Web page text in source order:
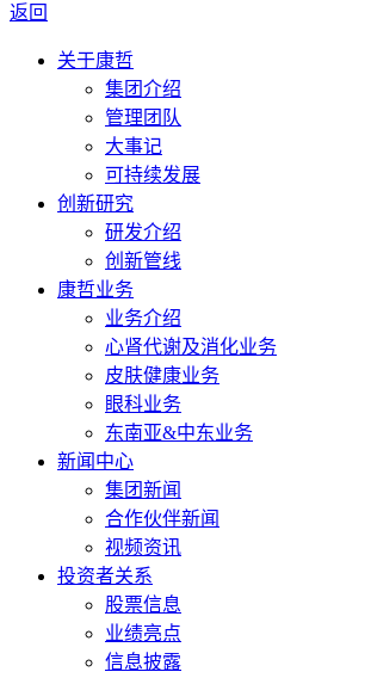
返回
关于康哲
集团介绍
管理团队
大事记
可持续发展
创新研究
研发介绍
创新管线
康哲业务
业务介绍
心肾代谢及消化业务
皮肤健康业务
眼科业务
东南亚&中东业务
新闻中心
集团新闻
合作伙伴新闻
视频资讯
投资者关系
股票信息
业绩亮点
信息披露